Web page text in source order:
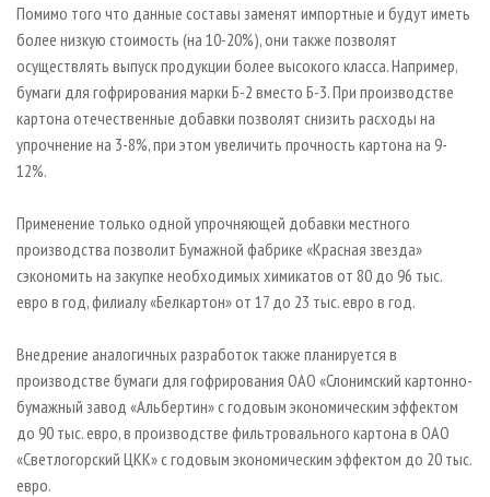
Помимо того что данные составы заменят импортные и будут иметь
более низкую стоимость (на 10-20%), они также позволят
осуществлять выпуск продукции более высокого класса. Например,
бумаги для гофрирования марки Б-2 вместо Б-3. При производстве
картона отечественные добавки позволят снизить расходы на
упрочнение на 3-8%, при этом увеличить прочность картона на 9-
12%.
Применение только одной упрочняющей добавки местного
производства позволит Бумажной фабрике «Красная звезда»
сэкономить на закупке необходимых химикатов от 80 до 96 тыс.
евро в год, филиалу «Белкартон» от 17 до 23 тыс. евро в год.
Внедрение аналогичных разработок также планируется в
производстве бумаги для гофрирования ОАО «Слонимский картонно-
бумажный завод «Альбертин» с годовым экономическим эффектом
до 90 тыс. евро, в производстве фильтровального картона в ОАО
«Светлогорский ЦКК» с годовым экономическим эффектом до 20 тыс.
евро.